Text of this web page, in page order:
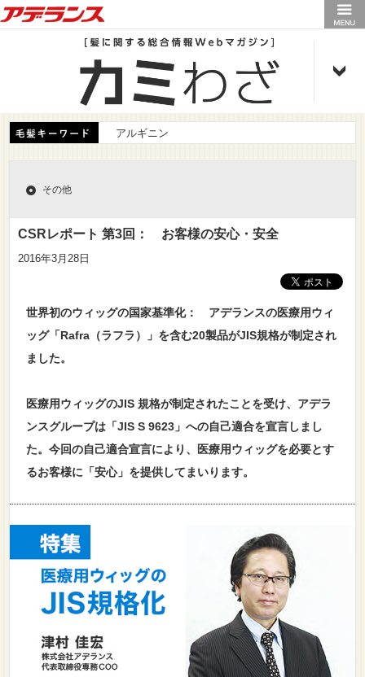
アデランス
アルギニン
その他
CSRレポート 第3回： お客様の安心・安全
2016年3月28日
世界初のウィッグの国家基準化： アデランスの医療用ウィ
ッグ「Rafra（ラフラ）」を含む20製品がJIS規格が制定され
ました。
医療用ウィッグのJIS 規格が制定されたことを受け、アデラ
ンスグループは「JIS S 9623」への自己適合を宣言しまし
た。今回の自己適合宣言により、医療用ウィッグを必要とす
るお客様に「安心」を提供してまいります。